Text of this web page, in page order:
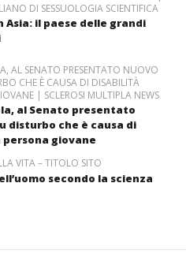
DI SESSUOLOGIA SCIENTIFICA
Asia: il paese delle grandi
AL SENATO PRESENTATO NUOVO
CHE È CAUSA DI DISABILITÀ
| SCLEROSI MULTIPLA NEWS
al Senato presentato
disturbo che è causa di
giovane
VITA – TITOLO SITO
secondo la scienza